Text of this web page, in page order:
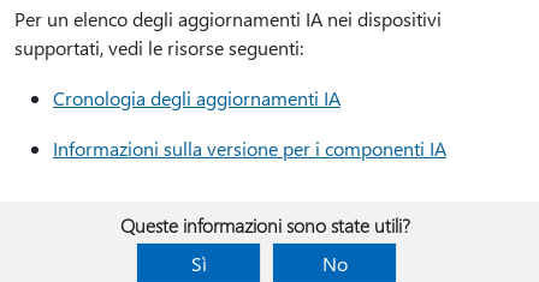
Per un elenco degli aggiornamenti IA nei dispositivi
supportati, vedi le risorse seguenti:
Cronologia degli aggiornamenti IA
Informazioni sulla versione per i componenti IA
Queste informazioni sono state utili?
Sì
No